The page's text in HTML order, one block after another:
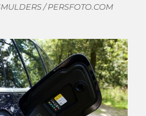
/ PERSFOTO.COM